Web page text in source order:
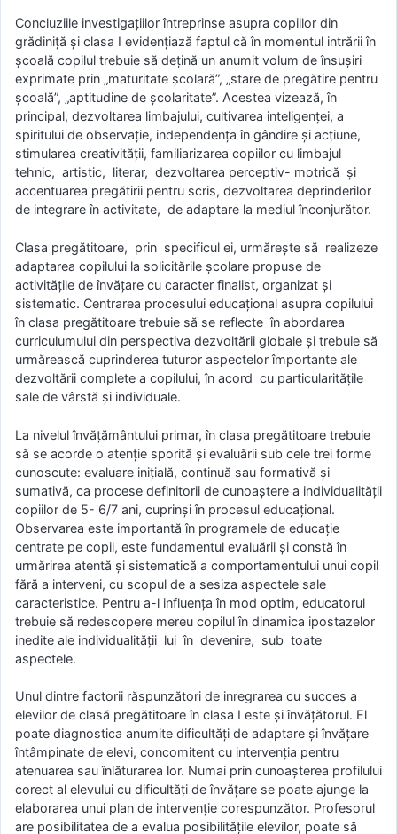
Concluziile investigaţiilor întreprinse asupra copiilor din
grădiniţă şi clasa I evidenţiază faptul că în momentul intrării în
şcoală copilul trebuie să deţină un anumit volum de însuşiri
exprimate prin „maturitate şcolară”, „stare de pregătire pentru
şcoală”, „aptitudine de şcolaritate”. Acestea vizează, în
principal, dezvoltarea limbajului, cultivarea inteligenţei, a
spiritului de observaţie, independenţa în gândire şi acţiune,
stimularea creativităţii, familiarizarea copiilor cu limbajul
tehnic, artistic, literar, dezvoltarea perceptiv- motrică şi
accentuarea pregătirii pentru scris, dezvoltarea deprinderilor
de integrare în activitate, de adaptare la mediul înconjurător.
Clasa pregătitoare, prin specificul ei, urmăreşte să realizeze
adaptarea copilului la solicitările şcolare propuse de
activităţile de învăţare cu caracter finalist, organizat şi
sistematic. Centrarea procesului educaţional asupra copilului
în clasa pregătitoare trebuie să se reflecte în abordarea
curriculumului din perspectiva dezvoltării globale şi trebuie să
urmărească cuprinderea tuturor aspectelor împortante ale
dezvoltării complete a copilului, în acord cu particularităţile
sale de vârstă şi individuale.
La nivelul învăţământului primar, în clasa pregătitoare trebuie
să se acorde o atenţie sporită şi evaluării sub cele trei forme
cunoscute: evaluare iniţială, continuă sau formativă şi
sumativă, ca procese definitorii de cunoaştere a individualităţii
copiilor de 5- 6/7 ani, cuprinşi în procesul educaţional.
Observarea este importantă în programele de educaţie
centrate pe copil, este fundamentul evaluării şi constă în
urmărirea atentă şi sistematică a comportamentului unui copil
fără a interveni, cu scopul de a sesiza aspectele sale
caracteristice. Pentru a-l influenţa în mod optim, educatorul
trebuie să redescopere mereu copilul în dinamica ipostazelor
inedite ale individualităţii lui în devenire, sub toate
aspectele.
Unul dintre factorii răspunzători de inregrarea cu succes a
elevilor de clasă pregătitoare în clasa I este şi învăţătorul. El
poate diagnostica anumite dificultăţi de adaptare şi învăţare
întâmpinate de elevi, concomitent cu intervenţia pentru
atenuarea sau înlăturarea lor. Numai prin cunoaşterea profilului
corect al elevului cu dificultăţi de învăţare se poate ajunge la
elaborarea unui plan de intervenţie corespunzător. Profesorul
are posibilitatea de a evalua posibilităţile elevilor, poate să